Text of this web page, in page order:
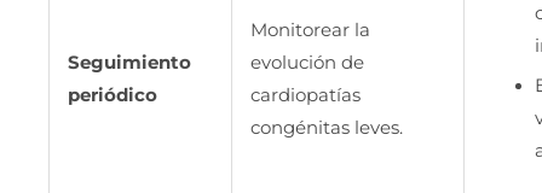
Seguimiento
periódico
Monitorear la
evolución de
cardiopatías
congénitas leves.